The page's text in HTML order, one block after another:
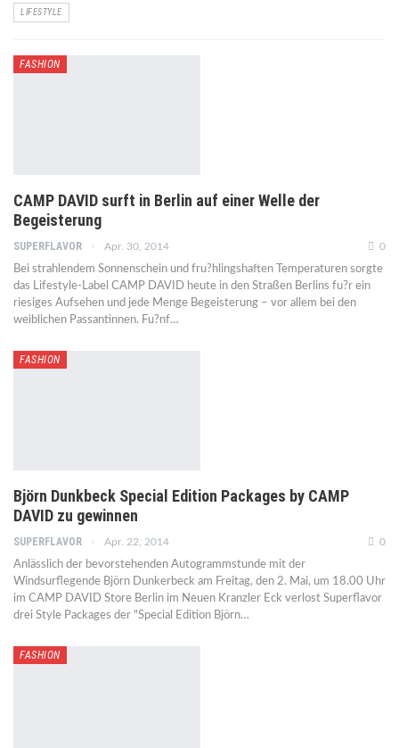
LIFESTYLE
FASHION
CAMP DAVID surft in Berlin auf einer Welle der
Begeisterung
SUPERFLAVOR Apr. 30, 2014 0
Bei strahlendem Sonnenschein und fru?hlingshaften Temperaturen sorgte
das Lifestyle-Label CAMP DAVID heute in den Straßen Berlins fu?r ein
riesiges Aufsehen und jede Menge Begeisterung – vor allem bei den
weiblichen Passantinnen. Fu?nf…
FASHION
Björn Dunkbeck Special Edition Packages by CAMP
DAVID zu gewinnen
SUPERFLAVOR Apr. 22, 2014 0
Anlässlich der bevorstehenden Autogrammstunde mit der
Windsurflegende Björn Dunkerbeck am Freitag, den 2. Mai, um 18.00 Uhr
im CAMP DAVID Store Berlin im Neuen Kranzler Eck verlost Superflavor
drei Style Packages der "Special Edition Björn…
FASHION